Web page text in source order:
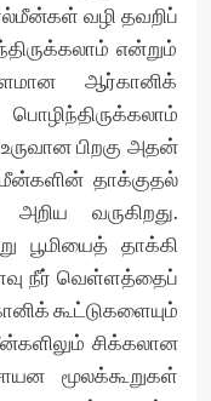
வழி தவறிப்
என்றும்
ஆர்கானிக்
உருவான பிறகு அதன்
தாக்குதல்
வருகிறது.
தாக்கி
நீர் வெள்ளத்தைப்
கூட்டுகளையும்
சிக்கலான
மூலக்கூறுகள்